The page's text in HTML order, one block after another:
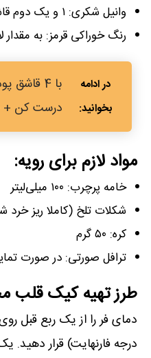
وانیل شکری: ۱ و یک دوم قاشق چای‌خوری
رنگ خوراکی قرمز: به مقدار
با 4
درست کن +
مواد لازم برای رویه:
خامه پرچرب: ۱۰۰ میلی‌لیتر
شکلات تلخ (کاملا ریز خرد شده):
کره: ۵۰ گرم
ترافل صورتی: در صورت
طرز تهیه کیک قلب